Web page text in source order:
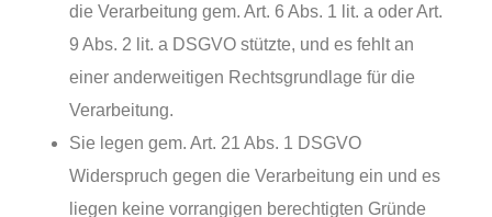
die Verarbeitung gem. Art. 6 Abs. 1 lit. a oder Art.
9 Abs. 2 lit. a DSGVO stützte, und es fehlt an
einer anderweitigen Rechtsgrundlage für die
Verarbeitung.
Sie legen gem. Art. 21 Abs. 1 DSGVO
Widerspruch gegen die Verarbeitung ein und es
liegen keine vorrangigen berechtigten Gründe